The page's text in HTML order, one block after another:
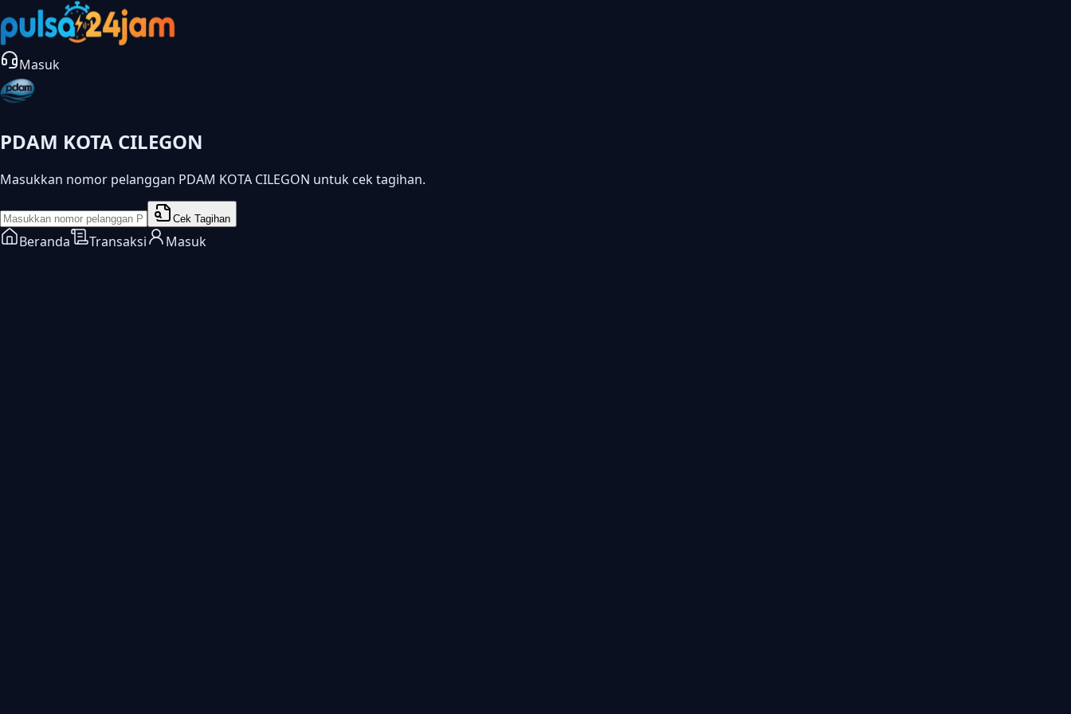
Masuk
PDAM KOTA CILEGON
Masukkan nomor pelanggan PDAM KOTA CILEGON untuk cek tagihan.
Cek Tagihan
Beranda Transaksi Masuk